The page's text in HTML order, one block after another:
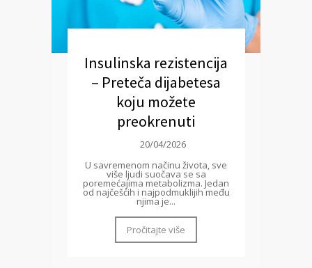
Insulinska rezistencija
– Preteča dijabetesa
koju možete
preokrenuti
20/04/2026
U savremenom načinu života, sve
više ljudi suočava se sa
poremećajima metabolizma. Jedan
od najčešćih i najpodmuklijih među
njima je...
Pročitajte više